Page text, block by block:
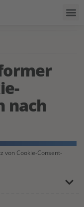
nach
von Cookie-Consent-